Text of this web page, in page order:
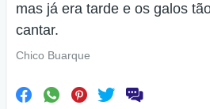
mas já era tarde e os galos
cantar.
Chico Buarque